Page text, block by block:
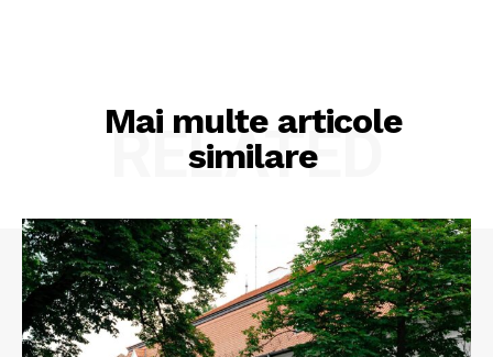
Mai multe articole
similare
RELATED